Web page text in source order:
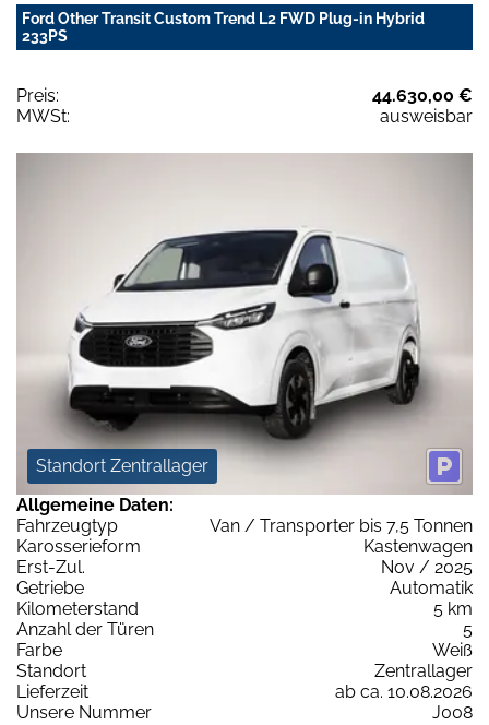
Ford Other Transit Custom Trend L2 FWD Plug-in Hybrid
233PS
Preis:
44.630,00 €
MWSt:
ausweisbar
Standort Zentrallager
Allgemeine Daten:
Fahrzeugtyp
Van / Transporter bis 7,5 Tonnen
Karosserieform
Kastenwagen
Erst-Zul.
Nov / 2025
Getriebe
Automatik
Kilometerstand
5 km
Anzahl der Türen
5
Farbe
Weiß
Standort
Zentrallager
Lieferzeit
ab ca. 10.08.2026
Unsere Nummer
J008